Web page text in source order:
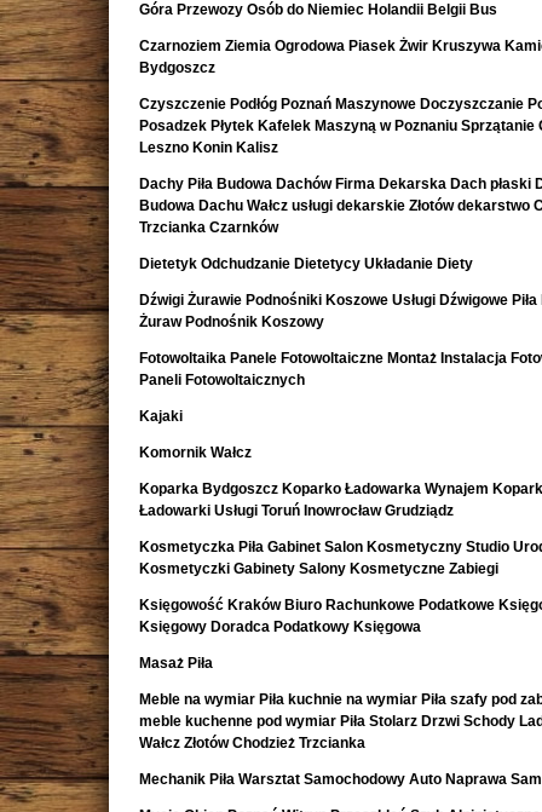
Góra Przewozy Osób do Niemiec Holandii Belgii Bus
Czarnoziem Ziemia Ogrodowa Piasek Żwir Kruszywa
Bydgoszcz
Czyszczenie Podłóg Poznań Maszynowe Doczyszczanie
Posadzek Płytek Kafelek Maszyną w Poznaniu Sprzątanie
Leszno Konin Kalisz
Dachy Piła Budowa Dachów Firma Dekarska Dach płaski
Budowa Dachu Wałcz usługi dekarskie Złotów dekarstwo
Trzcianka Czarnków
Dietetyk Odchudzanie Dietetycy Układanie Diety
Dźwigi Żurawie Podnośniki Koszowe Usługi Dźwigowe Piła
Żuraw Podnośnik Koszowy
Fotowoltaika Panele Fotowoltaiczne Montaż Instalacja
Paneli Fotowoltaicznych
Kajaki
Komornik Wałcz
Koparka Bydgoszcz Koparko Ładowarka Wynajem
Ładowarki Usługi Toruń Inowrocław Grudziądz
Kosmetyczka Piła Gabinet Salon Kosmetyczny Studio
Kosmetyczki Gabinety Salony Kosmetyczne Zabiegi
Księgowość Kraków Biuro Rachunkowe Podatkowe
Księgowy Doradca Podatkowy Księgowa
Masaż Piła
Meble na wymiar Piła kuchnie na wymiar Piła szafy pod
meble kuchenne pod wymiar Piła Stolarz Drzwi Schody
Wałcz Złotów Chodzież Trzcianka
Mechanik Piła Warsztat Samochodowy Auto Naprawa